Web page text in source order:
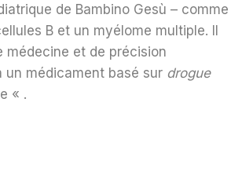
de Bambino Gesù – comme
B et un myélome multiple. Il
médecine et de précision
un médicament basé sur drogue
« .